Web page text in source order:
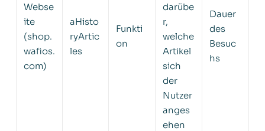
Webse
ite
(shop.
wafios.
com)
aHisto
ryArtic
les
Funkti
on
darübe
r,
welche
Artikel
sich
der
Nutzer
anges
ehen
Dauer
des
Besuc
hs